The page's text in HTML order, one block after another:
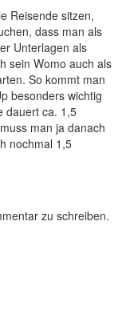
Reisende sitzen,
dass man als
Unterlagen als
sein Womo auch als
So kommt man
besonders wichtig
dauert ca. 1,5
man ja danach
nochmal 1,5
zu schreiben.